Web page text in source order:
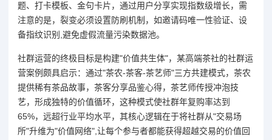
题、打卡模板、金句卡片，通过用户分享实现指数级增长，需
注意的是，裂变必须设置防刷机制，如邀请码唯一性验证、设
备指纹识别,避免虚假流量污染数据池。
社群运营的终极目标是构建"价值共生体"，某高端茶社的社群运
营案例颇具启示：通过"茶农-茶客-茶艺师"三方共建模式，茶农
提供稀有茶品故事，茶客分享品鉴心得，茶艺师传授冲泡技
艺，形成独特的价值循环，这种模式使社群年复购率达到
65%，远超行业平均水平，其核心逻辑在于将社群从"交易场
所"升维为"价值网络",让每个参与者都能获得超越交易的价值回